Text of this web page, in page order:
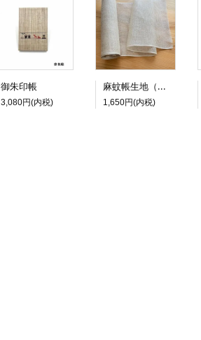
御朱印帳
3,080円(内税)
麻蚊帳生地（生成）
1,650円(内税)